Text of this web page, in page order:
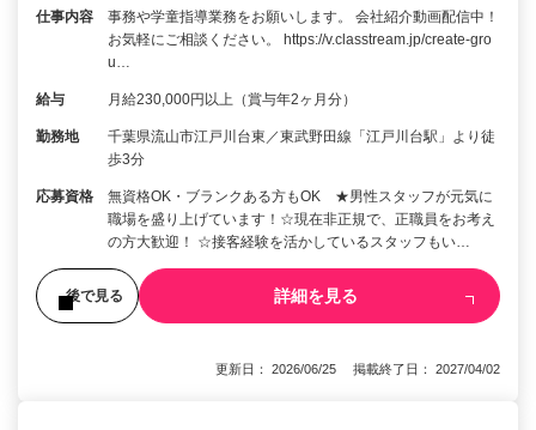
仕事内容
事務や学童指導業務をお願いします。 会社紹介動画配信中！
お気軽にご相談ください。 https://v.classtream.jp/create-gro
u…
給与 月給230,000円以上（賞与年2ヶ月分）
勤務地
千葉県流山市江戸川台東／東武野田線「江戸川台駅」より徒
歩3分
応募資格
無資格OK・ブランクある方もOK ★男性スタッフが元気に
職場を盛り上げています！☆現在非正規で、正職員をお考え
の方大歓迎！ ☆接客経験を活かしているスタッフもい…
後で見る 詳細を見る
更新日： 2026/06/25 掲載終了日： 2027/04/02